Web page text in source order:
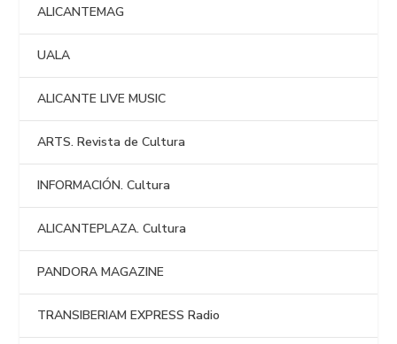
ALICANTEMAG
UALA
ALICANTE LIVE MUSIC
ARTS. Revista de Cultura
INFORMACIÓN. Cultura
ALICANTEPLAZA. Cultura
PANDORA MAGAZINE
TRANSIBERIAM EXPRESS Radio